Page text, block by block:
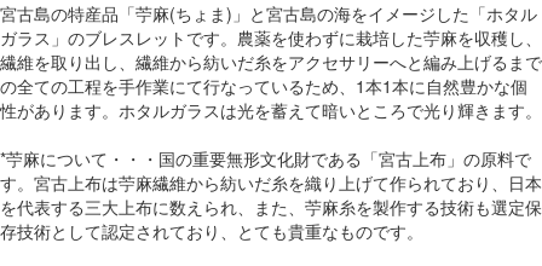
宮古島の特産品「苧麻(ちょま)」と宮古島の海をイメージした「ホタル
ガラス」のブレスレットです。農薬を使わずに栽培した苧麻を収穫し、
繊維を取り出し、繊維から紡いだ糸をアクセサリーへと編み上げるまで
の全ての工程を手作業にて行なっているため、1本1本に自然豊かな個
性があります。ホタルガラスは光を蓄えて暗いところで光り輝きます。
*苧麻について・・・国の重要無形文化財である「宮古上布」の原料で
す。宮古上布は苧麻繊維から紡いだ糸を織り上げて作られており、日本
を代表する三大上布に数えられ、また、苧麻糸を製作する技術も選定保
存技術として認定されており、とても貴重なものです。